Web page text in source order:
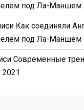
под Ла-Маншем
Как соединяли
под Ла-Маншем
Современные
2021